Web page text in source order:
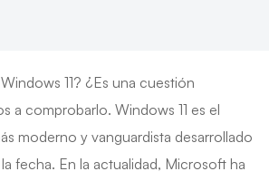
11? ¿Es una cuestión
a comprobarlo. Windows 11 es el
moderno y vanguardista desarrollado
fecha. En la actualidad, Microsoft ha